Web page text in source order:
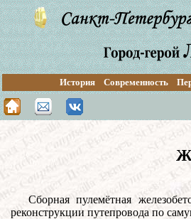
История Современность
Сборная пулемётная
реконструкции путепровода по